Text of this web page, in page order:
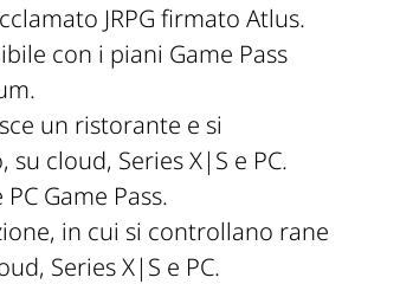
JRPG firmato Atlus.
con i piani Game Pass
un ristorante e si
cloud, Series X|S e PC.
Game Pass.
in cui si controllano rane
Series X|S e PC.